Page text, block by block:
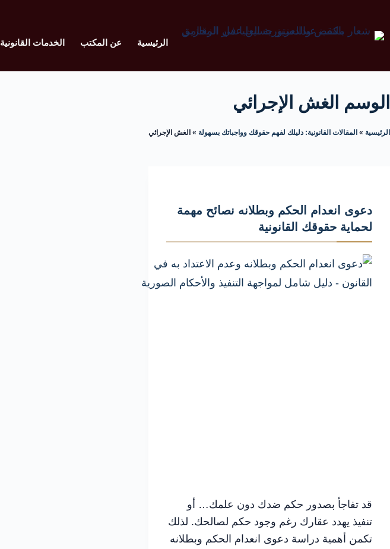
الرئيسية عن المكتب الخدمات القانونية
الوسم الغش الإجرائي
الرئيسية » المقالات القانونية: دليلك لفهم حقوقك وواجباتك بسهولة » الغش الإجرائي
دعوى انعدام الحكم وبطلانه نصائح مهمة
لحماية حقوقك القانونية
قد تفاجأ بصدور حكم ضدك دون علمك… أو
تنفيذ يهدد عقارك رغم وجود حكم لصالحك. لذلك
تكمن أهمية دراسة دعوى انعدام الحكم وبطلانه